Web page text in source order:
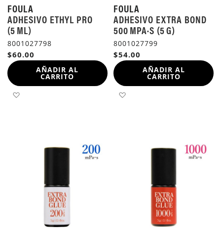
FOULA
ADHESIVO ETHYL PRO
(5 ML)
8001027798
$60.00
AÑADIR AL
CARRITO
AÑADIR A LA LISTA DE DESEOS
FOULA
ADHESIVO EXTRA BOND
500 MPA·S (5 G)
8001027799
$54.00
AÑADIR AL
CARRITO